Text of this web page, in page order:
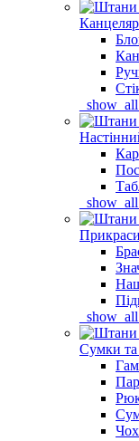
Прикраси
Сумки та